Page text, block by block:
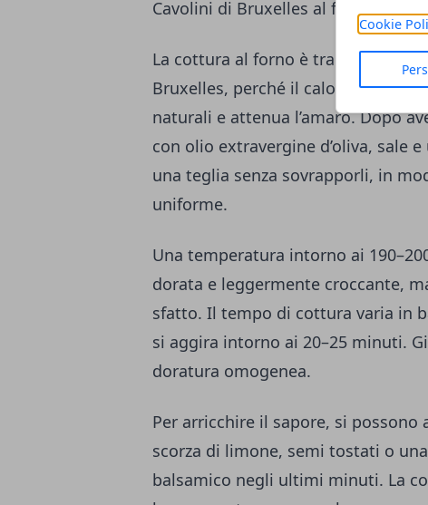
Cookie
Cavolini di Bruxelles al forno:
La cottura al forno è tra le tecniche
Bruxelles, perché il calore secco
naturali e attenua l’amaro. Dopo
con olio extravergine d’oliva, sale
una teglia senza sovrapporli, in
uniforme.
Una temperatura intorno ai
dorata e leggermente croccante,
sfatto. Il tempo di cottura varia in
si aggira intorno ai 20–25 minuti.
doratura omogenea.
Per arricchire il sapore, si
scorza di limone, semi tostati o
balsamico negli ultimi minuti. La